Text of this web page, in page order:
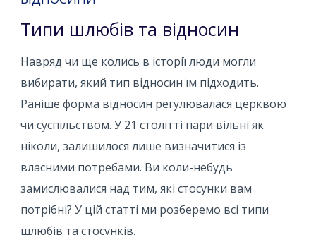
Типи шлюбів та відносин
Навряд чи ще колись в історії люди могли
вибирати, який тип відносин їм підходить.
Раніше форма відносин регулювалася церквою
чи суспільством. У 21 столітті пари вільні як
ніколи, залишилося лише визначитися із
власними потребами. Ви коли-небудь
замислювалися над тим, які стосунки вам
потрібні? У цій статті ми розберемо всі типи
шлюбів та стосунків.